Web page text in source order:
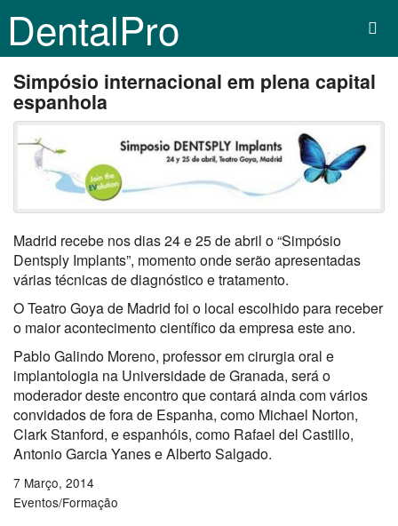
DentalPro
Simpósio internacional em plena capital
espanhola
Madrid recebe nos dias 24 e 25 de abril o “Simpósio
Dentsply Implants”, momento onde serão apresentadas
várias técnicas de diagnóstico e tratamento.
O Teatro Goya de Madrid foi o local escolhido para receber
o maior acontecimento científico da empresa este ano.
Pablo Galindo Moreno, professor em cirurgia oral e
implantologia na Universidade de Granada, será o
moderador deste encontro que contará ainda com vários
convidados de fora de Espanha, como Michael Norton,
Clark Stanford, e espanhóis, como Rafael del Castillo,
Antonio Garcia Yanes e Alberto Salgado.
7 Março, 2014
Eventos/Formação